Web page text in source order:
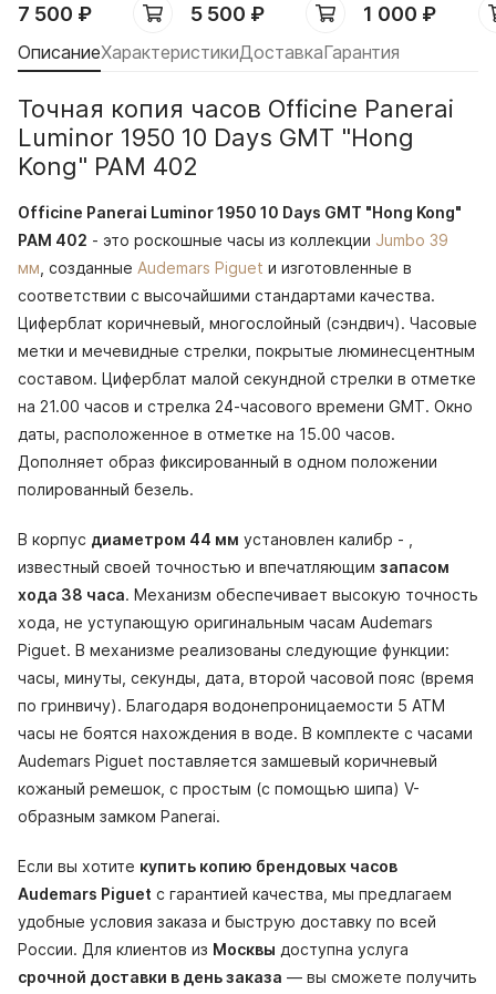
7 500 ₽ 5 500 ₽ 1 000 ₽
ОписаниеХарактеристикиДоставкаГарантия
Точная копия часов Officine Panerai
Luminor 1950 10 Days GMT "Hong
Kong" PAM 402
Officine Panerai Luminor 1950 10 Days GMT "Hong Kong"
PAM 402 - это роскошные часы из коллекции Jumbo 39
мм , созданные Audemars Piguet и изготовленные в
соответствии с высочайшими стандартами качества.
Циферблат коричневый, многослойный (сэндвич). Часовые
метки и мечевидные стрелки, покрытые люминесцентным
составом. Циферблат малой секундной стрелки в отметке
на 21.00 часов и стрелка 24-часового времени GMT. Окно
даты, расположенное в отметке на 15.00 часов.
Дополняет образ фиксированный в одном положении
полированный безель.
В корпус диаметром 44 мм установлен калибр - ,
известный своей точностью и впечатляющим запасом
хода 38 часа. Механизм обеспечивает высокую точность
хода, не уступающую оригинальным часам Audemars
Piguet. В механизме реализованы следующие функции:
часы, минуты, секунды, дата, второй часовой пояс (время
по гринвичу). Благодаря водонепроницаемости 5 АТМ
часы не боятся нахождения в воде. В комплекте с часами
Audemars Piguet поставляется замшевый коричневый
кожаный ремешок, с простым (с помощью шипа) V-
образным замком Panerai.
Если вы хотите купить копию брендовых часов
Audemars Piguet с гарантией качества, мы предлагаем
удобные условия заказа и быструю доставку по всей
России. Для клиентов из Москвы доступна услуга
срочной доставки в день заказа — вы сможете получить